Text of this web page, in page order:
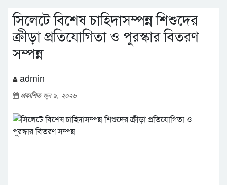
সিলেটে বিশেষ চাহিদাসম্পন্ন শিশুদের
ক্রীড়া প্রতিযোগিতা ও পুরস্কার বিতরণ
সম্পন্ন
admin
প্রকাশিতজুন ৯, ২০২৬